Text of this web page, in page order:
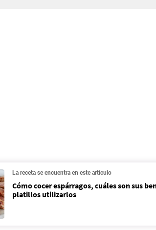
La receta se encuentra en este artículo
Cómo cocer espárragos, cuáles son sus
platillos utilizarlos